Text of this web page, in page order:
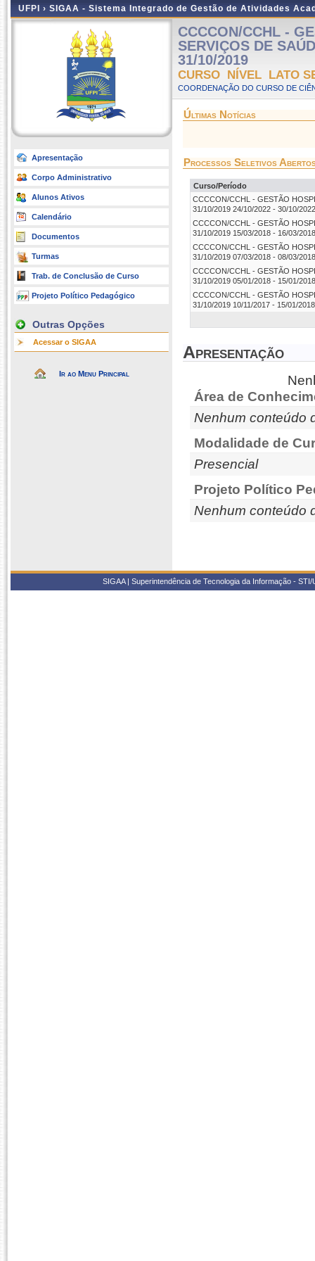
UFPI › SIGAA - Sistema Integrado de Gestão de Atividades
Apresentação
Corpo Administrativo
Alunos Ativos
Calendário
Documentos
Turmas
Trab. de Conclusão de Curso
Projeto Político Pedagógico
Outras Opções
Acessar o SIGAA
Ir ao Menu Principal
CCCCON/CCHL -
SERVIÇOS DE
31/10/2019
CURSO NÍVEL LATO
COORDENAÇÃO DO CURSO DE
Últimas Notícias
Processos Seletivos
Curso/Período
CCCCON/CCHL - GESTÃO
31/10/2019 24/10/2022 - 30/10/2022
CCCCON/CCHL - GESTÃO
31/10/2019 15/03/2018 - 16/03/2018
CCCCON/CCHL - GESTÃO
31/10/2019 07/03/2018 - 08/03/2018
CCCCON/CCHL - GESTÃO
31/10/2019 05/01/2018 - 15/01/2018
CCCCON/CCHL - GESTÃO
31/10/2019 10/11/2017 - 15/01/2018
Apresentação
Área de
Nenhum conteúdo
Modalidade de
Presencial
Projeto Político
Nenhum conteúdo
SIGAA | Superintendência de Tecnologia da Informação -